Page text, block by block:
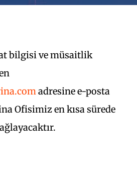
bilgisi ve müsaitlik
adresine e-posta
Ofisimiz en kısa sürede